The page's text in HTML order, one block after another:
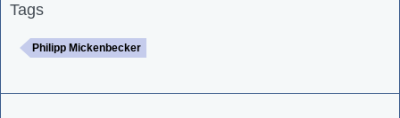
Tags
Philipp Mickenbecker